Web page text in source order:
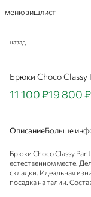
менювишлист
назад
Брюки Choco Classy
11 100 ₽19 800 ₽
ОписаниеБольше
Брюки Choco Classy
естественном месте.
складки. Идеальная
посадка на талии.